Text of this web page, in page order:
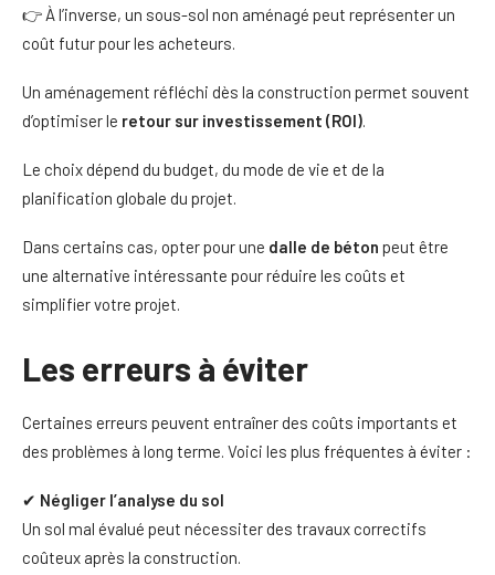
👉 À l’inverse, un sous-sol non aménagé peut représenter un
coût futur pour les acheteurs.
Un aménagement réfléchi dès la construction permet souvent
d’optimiser le retour sur investissement (ROI).
Le choix dépend du budget, du mode de vie et de la
planification globale du projet.
Dans certains cas, opter pour une dalle de béton peut être
une alternative intéressante pour réduire les coûts et
simplifier votre projet.
Les erreurs à éviter
Certaines erreurs peuvent entraîner des coûts importants et
des problèmes à long terme. Voici les plus fréquentes à éviter :
✔ Négliger l’analyse du sol
Un sol mal évalué peut nécessiter des travaux correctifs
coûteux après la construction.